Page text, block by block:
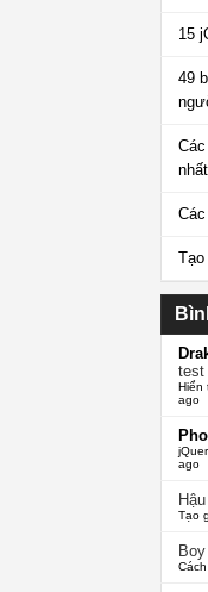
15
49
test
Hiển
ago
ago
Tạo
Boy